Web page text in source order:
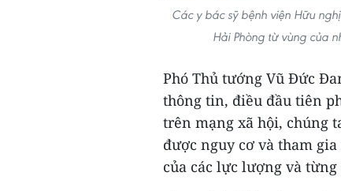
Các y bác sỹ bệnh viện Hữu
Hải Phòng từ vùng của
Phó Thủ tướng Vũ Đức
thông tin, điều đầu tiên
trên mạng xã hội, chúng
được nguy cơ và tham
của các lực lượng và